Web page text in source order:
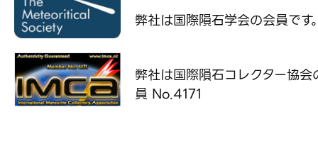
弊社は国際隕石学会の会員です
弊社は国際隕石コレクター協会
員 No.4171